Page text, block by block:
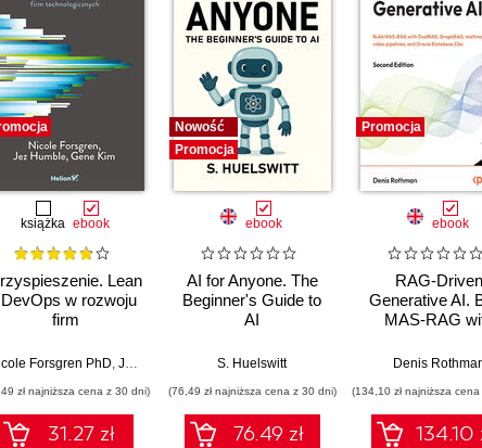
książka ebook
Lean
w rozwoju
firm
Forsgren PhD, Jez Humble Gene Kim
zł najniższa cena z 30 dni)
31.27 zł
Nowość
Promocja
ebook
AI for Anyone. The
Beginner's Guide to
AI
S. Huelswitt
(76,49 zł najniższa cena z 30 dni)
76.49 zł
Promocja
ebook
RAG-Driven
Generative AI.
MAS-RAG
GraphRAG,
pipelines, and
Database
Second
Denis
(134,10 zł najniższa
134.10